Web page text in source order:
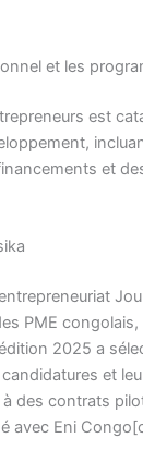
et les
est
et
PME
2025 a
et
des contrats
avec Eni